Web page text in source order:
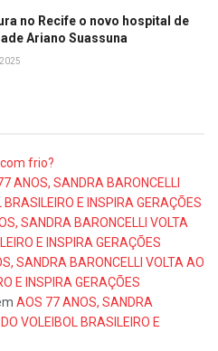
no Recife o novo hospital de
Ariano Suassuna
frio?
ANOS, SANDRA BARONCELLI
E INSPIRA GERAÇÕES
SANDRA BARONCELLI VOLTA
E INSPIRA GERAÇÕES
SANDRA BARONCELLI VOLTA AO
E INSPIRA GERAÇÕES
AOS 77 ANOS, SANDRA
VOLEIBOL BRASILEIRO E